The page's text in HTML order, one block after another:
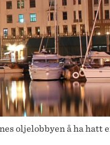
oljelobbyen å ha hatt